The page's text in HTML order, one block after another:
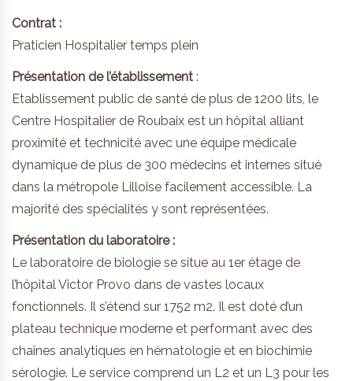
Contrat :
Praticien Hospitalier temps plein
Présentation de l’établissement :
Etablissement public de santé de plus de 1200 lits, le
Centre Hospitalier de Roubaix est un hôpital alliant
proximité et technicité avec une équipe médicale
dynamique de plus de 300 médecins et internes situé
dans la métropole Lilloise facilement accessible. La
majorité des spécialités y sont représentées.
Présentation du laboratoire :
Le laboratoire de biologie se situe au 1er étage de
l’hôpital Victor Provo dans de vastes locaux
fonctionnels. Il s’étend sur 1752 m2. Il est doté d’un
plateau technique moderne et performant avec des
chaînes analytiques en hématologie et en biochimie
sérologie. Le service comprend un L2 et un L3 pour les